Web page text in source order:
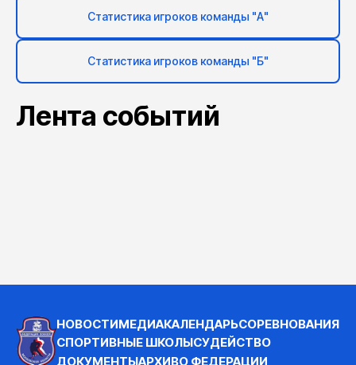
Статистика игроков команды "А"
Статистика игроков команды "Б"
Лента событий
НОВОСТИМЕДИАКАЛЕНДАРЬСОРЕВНОВАНИЯ
СПОРТИВНЫЕ ШКОЛЫСУДЕЙСТВО
ДОКУМЕНТЫАРХИВО ФЕДЕРАЦИИ